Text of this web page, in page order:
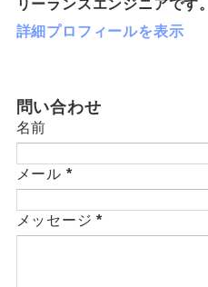
リーランスエンジニアです。
詳細プロフィールを表示
問い合わせ
名前
メール *
メッセージ*